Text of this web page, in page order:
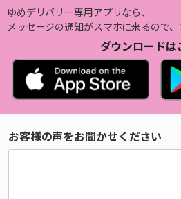
ゆめデリバリー専用アプリなら、
メッセージの通知がスマホに来るので、
ダウンロードは
お客様の声をお聞かせください